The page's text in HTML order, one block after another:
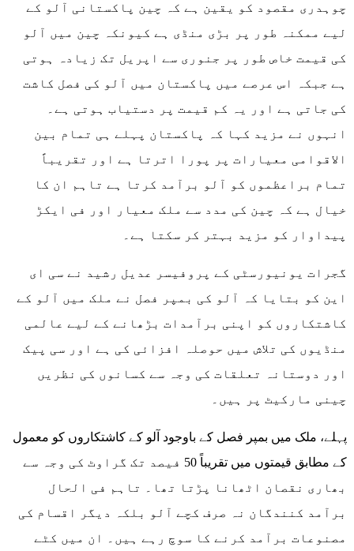
چوہدری مقصود کو یقین ہے کہ چین پاکستانی آلو کے
لیے ممکنہ طور پر بڑی منڈی ہے کیونکہ چین میں آلو
کی قیمت خاص طور پر جنوری سے اپریل تک زیادہ ہوتی
ہے جبکہ اس عرصے میں پاکستان میں آلو کی فصل کاشت
کی جاتی ہے اور یہ کم قیمت پر دستیاب ہوتی ہے۔
انہوں نے مزید کہا کہ پاکستان پہلے ہی تمام بین
الاقوامی معیارات پر پورا اترتا ہے اور تقریباً
تمام براعظموں کو آلو برآمد کرتا ہے تاہم ان کا
خیال ہے کہ چین کی مدد سے ملک معیار اور فی ایکڑ
پیداوار کو مزید بہتر کر سکتا ہے۔
گجرات یونیورسٹی کے پروفیسر عدیل رشید نے سی ای
این کو بتایا کہ آلو کی بمپر فصل نے ملک میں آلو کے
کاشتکاروں کو اپنی برآمدات بڑھانے کے لیے عالمی
منڈیوں کی تلاش میں حوصلہ افزائی کی ہے اور سی پیک
اور دوستانہ تعلقات کی وجہ سے کسانوں کی نظریں
چینی مارکیٹ پر ہیں۔
پہلے، ملک میں بمپر فصل کے باوجود آلو کے کاشتکاروں کو معمول
کے مطابق قیمتوں میں تقریباً 50 فیصد تک گراوٹ کی وجہ سے
بھاری نقصان اٹھانا پڑتا تھا۔ تاہم فی الحال
برآمد کنندگان نہ صرف کچے آلو بلکہ دیگر اقسام کی
مصنوعات برآمد کرنے کا سوچ رہے ہیں۔ ان میں کٹے